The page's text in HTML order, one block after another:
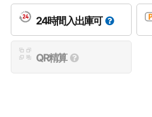
24時間入出庫可
QR精算